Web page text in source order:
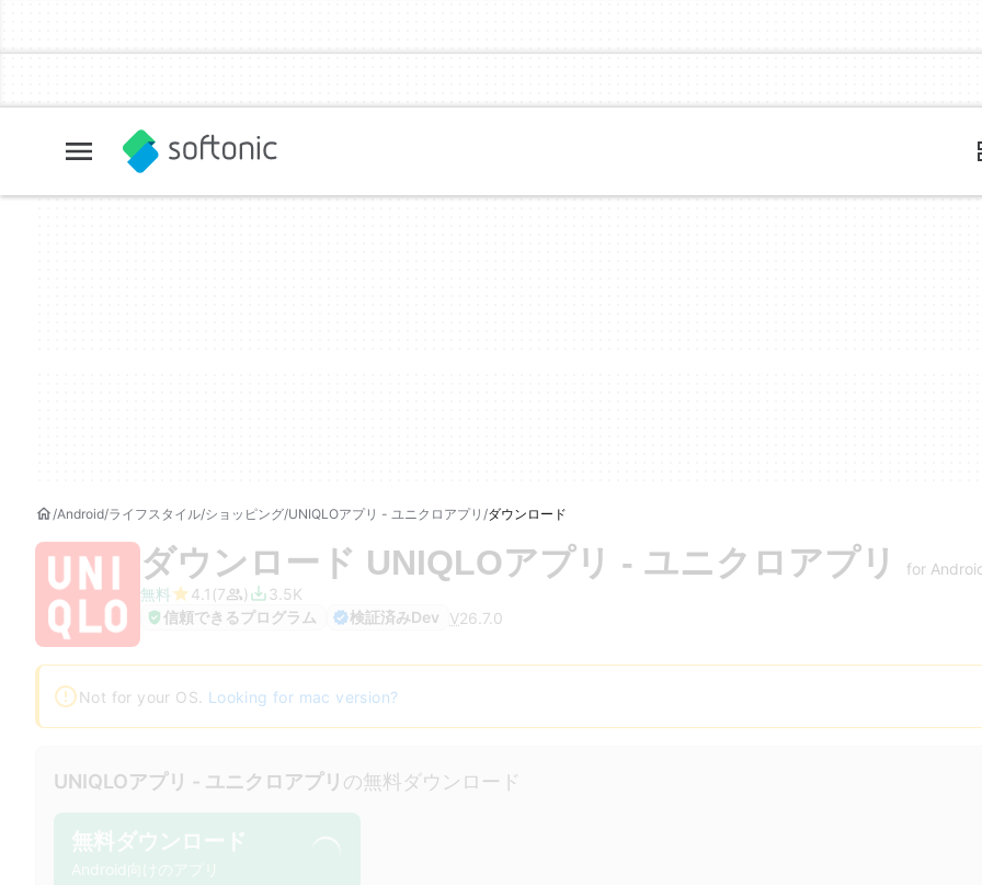
Android ライフスタイル ショッピング UNIQLOアプリ - ユニクロアプリ ダウンロード
ダウンロード UNIQLOアプリ - ユニクロアプリ
for
無料
4.1 7
3.5K
信頼できるプログラム
検証済みDev V26.7.0
Not for your OS. Looking for mac version?
UNIQLOアプリ - ユニクロアプリ の無料ダウンロード
無料ダウンロード
Android向けのアプリ